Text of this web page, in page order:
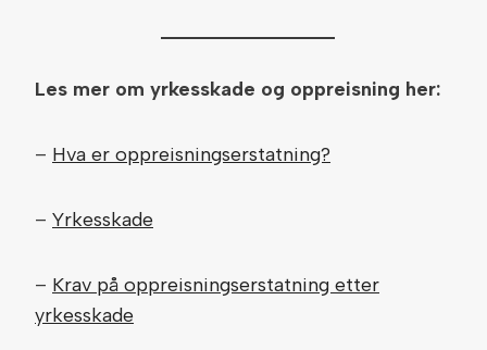
Les mer om yrkesskade og oppreisning her:
– Hva er oppreisningserstatning?
– Yrkesskade
– Krav på oppreisningserstatning etter
yrkesskade